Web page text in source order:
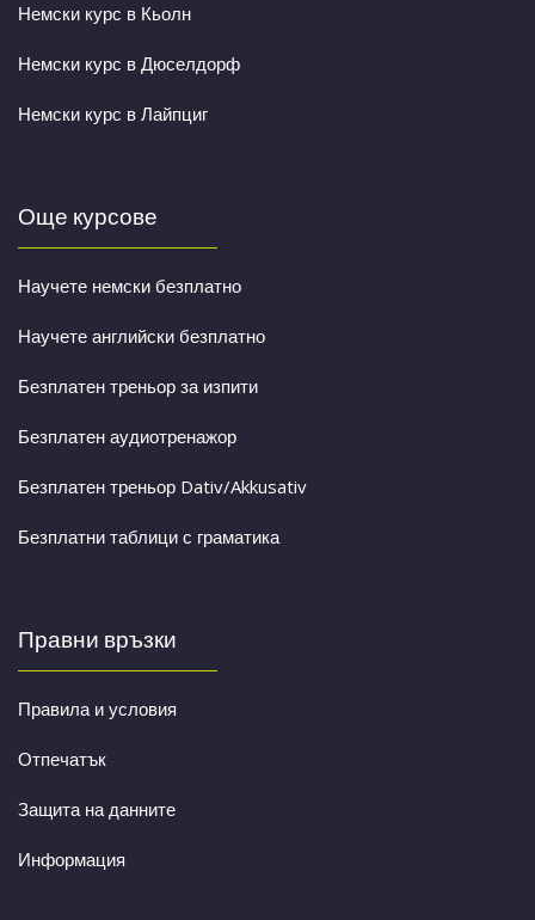
Немски курс в Кьолн
Немски курс в Дюселдорф
Немски курс в Лайпциг
Още курсове
Научете немски безплатно
Научете английски безплатно
Безплатен треньор за изпити
Безплатен аудиотренажор
Безплатен треньор Dativ/Akkusativ
Безплатни таблици с граматика
Правни връзки
Правила и условия
Отпечатък
Защита на данните
Информация